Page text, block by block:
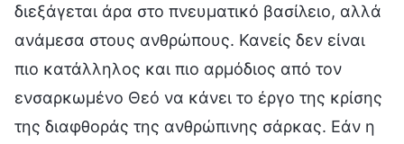
διεξάγεται άρα στο πνευματικό βασίλειο, αλλά
ανάμεσα στους ανθρώπους. Κανείς δεν είναι
πιο κατάλληλος και πιο αρμόδιος από τον
ενσαρκωμένο Θεό να κάνει το έργο της κρίσης
της διαφθοράς της ανθρώπινης σάρκας. Εάν η